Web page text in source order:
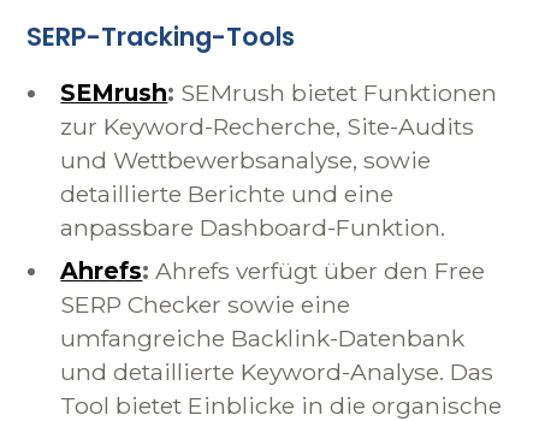
SERP-Tracking-Tools
SEMrush: SEMrush bietet Funktionen
zur Keyword-Recherche, Site-Audits
und Wettbewerbsanalyse, sowie
detaillierte Berichte und eine
anpassbare Dashboard-Funktion.
Ahrefs: Ahrefs verfügt über den Free
SERP Checker sowie eine
umfangreiche Backlink-Datenbank
und detaillierte Keyword-Analyse. Das
Tool bietet Einblicke in die organische